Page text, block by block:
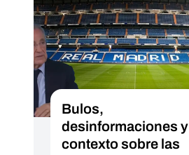
Bulos,
desinformaciones y
contexto sobre las